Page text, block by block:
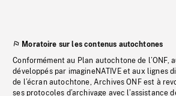
Moratoire sur les contenus autochtones
Conformément au Plan autochtone de l’ONF,
développés par imagineNATIVE et aux lignes
de l’écran autochtone, Archives ONF est à
ses protocoles d’archivage avec l’assistance